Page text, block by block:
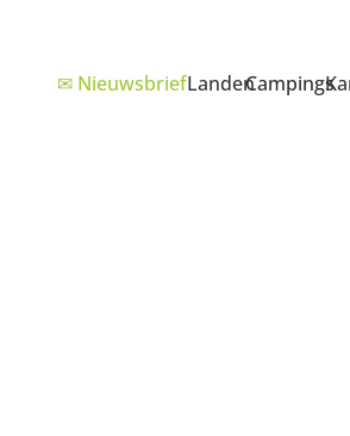
✉ NieuwsbriefLandenCampings